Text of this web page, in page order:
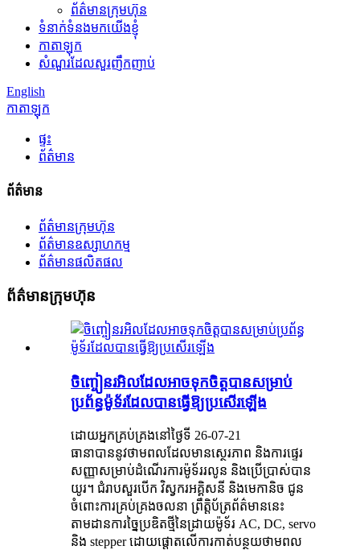
ព័ត៌មានក្រុមហ៊ុន
ទំនាក់ទំនងមកយើងខ្ញុំ
កាតាឡុក
សំណួរដែលសួរញឹកញាប់
English
កាតាឡុក
ផ្ទះ
ព័ត៌មាន
ព័ត៌មាន
ព័ត៌មានក្រុមហ៊ុន
ព័ត៌មានឧស្សាហកម្ម
ព័ត៌មានផលិតផល
ព័ត៌មានក្រុមហ៊ុន
ចិញ្ចៀនរអិលដែលអាចទុកចិត្តបានសម្រាប់
ប្រព័ន្ធម៉ូទ័រដែលបានធ្វើឱ្យប្រសើរឡើង
ដោយអ្នកគ្រប់គ្រងនៅថ្ងៃទី 26-07-21
ធានាបាននូវថាមពលដែលមានស្ថេរភាព និងការផ្ទេរ
សញ្ញាសម្រាប់ដំណើរការម៉ូទ័ររលូន និងប្រើប្រាស់បាន
យូរ។ ជំរាបសួរបើក វិស្វករអគ្គិសនី និងមេកានិច ជូន
ចំពោះការគ្រប់គ្រងចលនា ព្រឹត្តិប័ត្រព័ត៌មាននេះ
តាមដានការច្នៃប្រឌិតថ្មីនៃដ្រាយម៉ូទ័រ AC, DC, servo
និង stepper ដោយផ្តោតលើការកាត់បន្ថយថាមពល